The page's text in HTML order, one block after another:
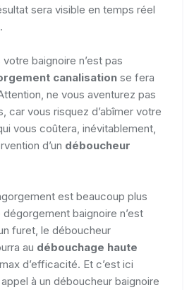
sera visible en temps réel
baignoire n’est pas
canalisation se fera
ne vous aventurez pas
car vous risquez d’abîmer votre
vous coûtera, inévitablement,
d’un déboucheur
est beaucoup plus
baignoire n’est
furet, le déboucheur
au débouchage haute
d’efficacité. Et c’est ici
à un déboucheur baignoire